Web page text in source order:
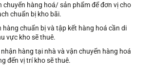
chuyển hàng hoá/ sản phẩm để đơn vị cho
chuẩn bị kho bãi.
hàng chuẩn bị và tập kết hàng hoá cần di
vực kho sẽ thuê.
hàng tại nhà và vận chuyển hàng hoá
đến vị trí kho sẽ thuê.